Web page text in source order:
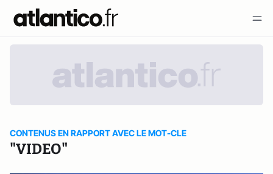
CONTENUS EN RAPPORT AVEC LE MOT-CLE
"VIDEO"